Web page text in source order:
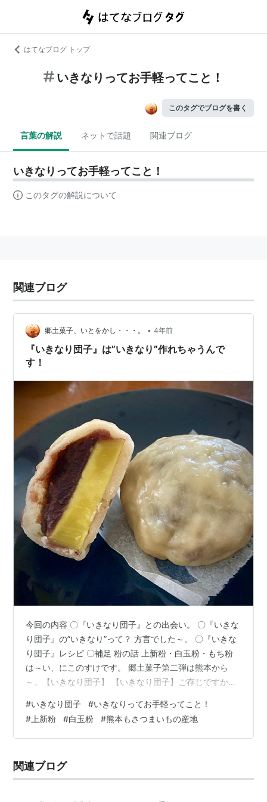
はてなブログ トップ
いきなりってお手軽ってこと！
このタグでブログを書く
言葉の解説 ネットで話題 関連ブログ
いきなりってお手軽ってこと！
このタグの解説について
関連ブログ
郷土菓子、いとをかし・・・。 • 4年前
『いきなり団子』は”いきなり”作れちゃうんで
す！
今回の内容 〇『いきなり団子』との出会い。 〇『いきな
り団子』の”いきなり”って？ 方言でした～。 〇『いきな
り団子』レシピ 〇補足 粉の話 上新粉・白玉粉・もち粉
は～い、にこのすけです。 郷土菓子第二弾は熊本から
～。【いきなり団子】 【いきなり団子】ご存じですか？
これ20年くらい前でした。 熊本の通販の餃子屋さんで取
り扱っていて 気になったので注文してみたんです。 輪切
りの（けっこう厚切り！）さつまいもの上にあんこが乗
ため、すごくゴツくて １つでお腹いっぱいになっちゃう
んですよね(>_<) …
#いきなり団子 #いきなりってお手軽ってこと！
# 上新粉 #白玉粉 #熊本もさつまいもの産地
関連ブログ